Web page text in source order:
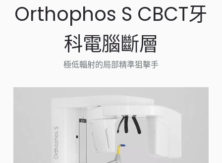
Orthophos S CBCT牙
科電腦斷層
極低輻射的局部精準狙擊手